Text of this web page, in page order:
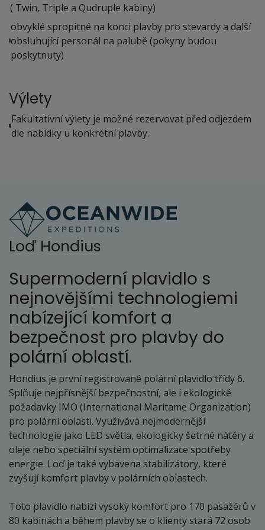
( Twin, Triple a Qudruple kabiny)
obvyklé spropitné na konci plavby pro stevardy a další
obsluhující personál na palubě (pokyny budou
poskytnuty)
Výlety
Fakultativní výlety je možné rezervovat před odjezdem
dle nabídky u konkrétní plavby.
Loď Hondius
Supermoderní plavidlo s
nejnovějšími technologiemi
nabízející komfort a
bezpečnost pro plavby do
polární oblastí.
Hondius je první registrované polární plavidlo třídy 6.
Splňuje nejpřísnější bezpečnostní, ale i ekologické
požadavky IMO (International Maritame Organization)
pro polární oblasti. Využívává nejmodernější
technologie jako LED světla, ekologicky šetrné nátěry a
oleje nebo speciální systém optimalizace spotřeby
energie. Loď je také vybavena stabilizátory, které
zvyšují komfort plavby v polárních oblastech.
Toto plavidlo nabízí vysoký komfort pro 170 pasažérů v
80 kabinách a během plavby se o klienty stará 72 osob